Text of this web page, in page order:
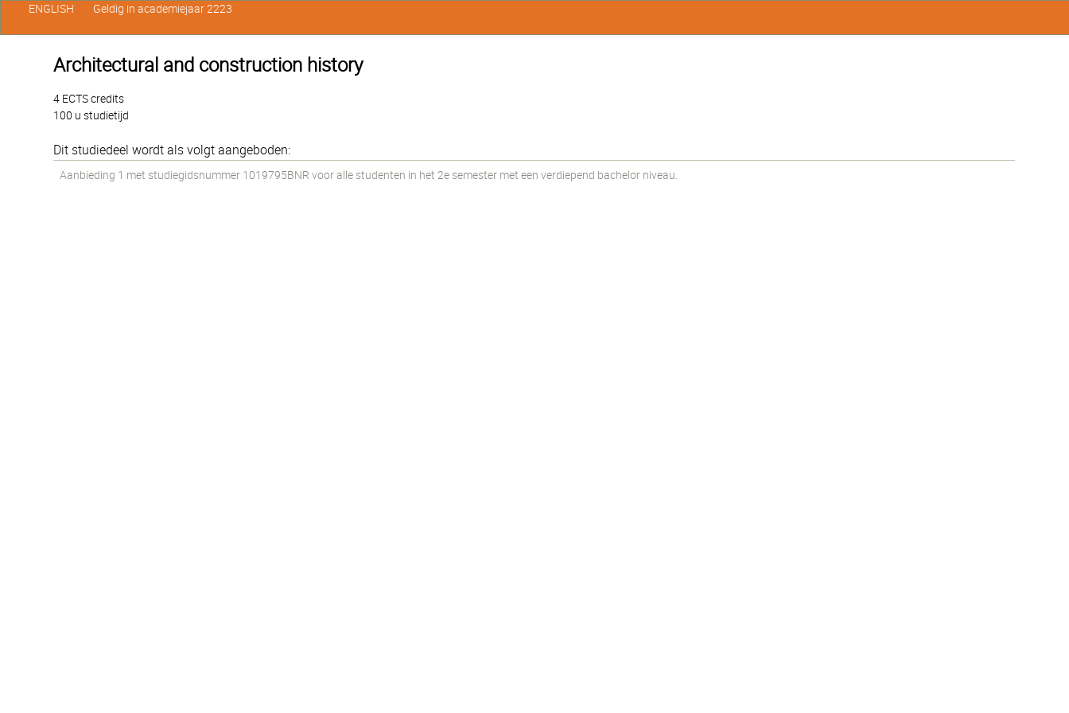
Architectural and construction history
4 ECTS credits
100 u studietijd
Dit studiedeel wordt als volgt aangeboden:
Aanbieding 1 met studiegidsnummer 1019795BNR voor alle studenten in het 2e semester met een verdiepend bachelor niveau.
ENGLISH Geldig in academiejaar 2223